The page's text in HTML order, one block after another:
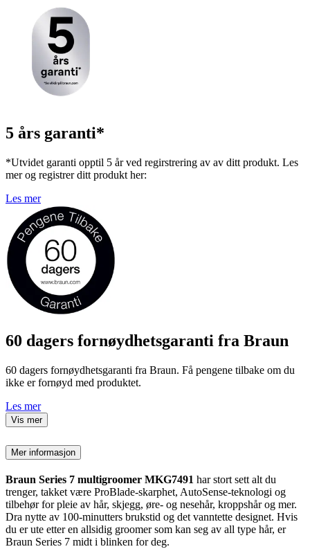
5 års garanti*
*Utvidet garanti opptil 5 år ved regirstrering av av ditt produkt. Les
mer og registrer ditt produkt her:
Les mer
60 dagers fornøydhetsgaranti fra Braun
60 dagers fornøydhetsgaranti fra Braun. Få pengene tilbake om du
ikke er fornøyd med produktet.
Les mer
Vis mer
Mer informasjon
Braun Series 7 multigroomer MKG7491 har stort sett alt du
trenger, takket være ProBlade-skarphet, AutoSense-teknologi og
tilbehør for pleie av hår, skjegg, øre- og nesehår, kroppshår og mer.
Dra nytte av 100-minutters brukstid og det vanntette designet. Hvis
du er ute etter en allsidig groomer som kan seg av all type hår, er
Braun Series 7 midt i blinken for deg.